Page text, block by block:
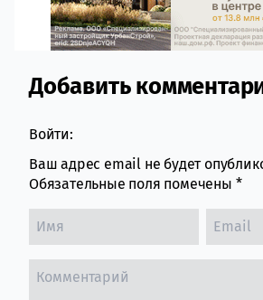
Comment section
Добавить
Войти:
Ваш адрес email не будет
Обязательные поля помечены *